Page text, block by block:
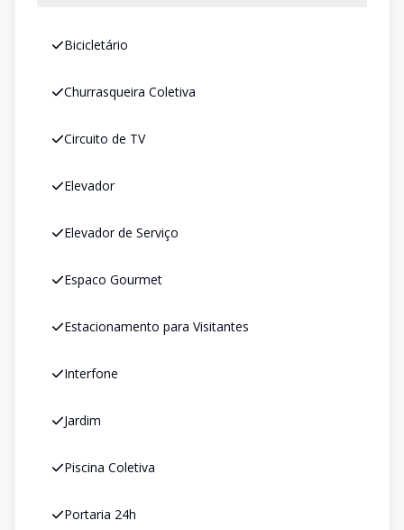
Bicicletário
Churrasqueira Coletiva
Circuito de TV
Elevador
Elevador de Serviço
Espaco Gourmet
Estacionamento para Visitantes
Interfone
Jardim
Piscina Coletiva
Portaria 24h